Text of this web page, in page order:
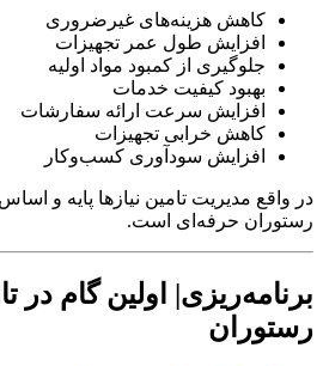
کاهش هزینه‌های غیرضروری
افزایش طول عمر تجهیزات
جلوگیری از کمبود مواد اولیه
بهبود کیفیت خدمات
افزایش سرعت ارائه سفارشات
کاهش خرابی تجهیزات
افزایش سودآوری کسب‌وکار
در واقع مدیریت تامین نیازها پایه و
رستوران حرفه‌ای است.
برنامه‌ریزی| اولین گام در
رستوران